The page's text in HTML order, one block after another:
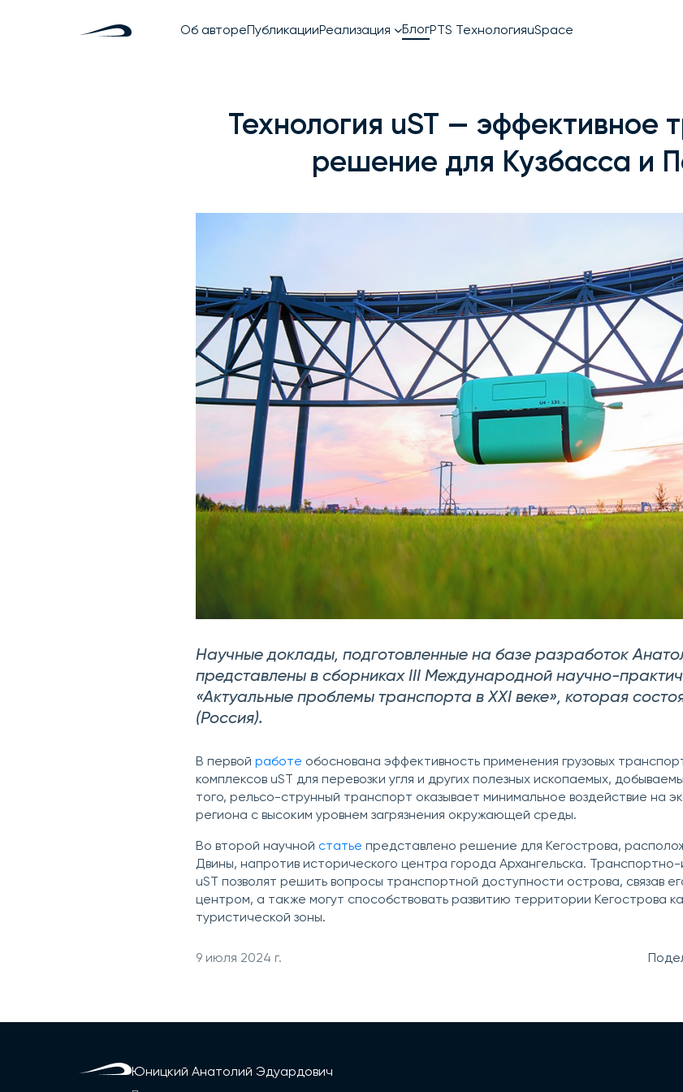
Об автореПубликацииРеализация
БлогPTS ТехнологияuSpace
Технология uST — эффективное
решение для Кузбасса и
Научные доклады, подготовленные на базе разработок
представлены в сборниках III Международной научно-
«Актуальные проблемы транспорта в XXI веке», которая
(Россия).
В первой работе обоснована эффективность применения грузовых
комплексов uST для перевозки угля и других полезных ископаемых,
того, рельсо-струнный транспорт оказывает минимальное воздействие на
региона с высоким уровнем загрязнения окружающей среды.
Во второй научной статье представлено решение для Кегострова,
Двины, напротив исторического центра города Архангельска.
uST позволят решить вопросы транспортной доступности острова, связав
центром, а также могут способствовать развитию территории Кегострова
туристической зоны.
9 июля 2024 г.
Юницкий Анатолий Эдуардович